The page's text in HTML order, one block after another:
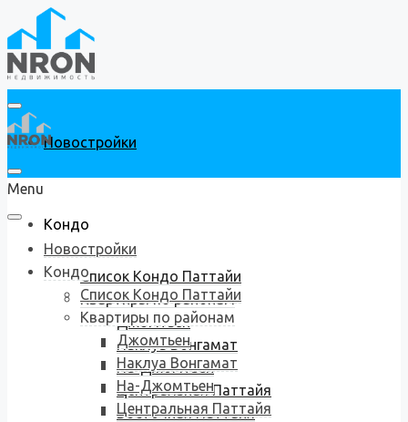
Новостройки
Кондо
Список Кондо Паттайи
Квартиры по районам
Джомтьен
Наклуа Вонгамат
На-Джомтьен
Центральная Паттайя
Восточная Паттайя
Menu
Новостройки
Кондо
Список Кондо Паттайи
Квартиры по районам
Джомтьен
Наклуа Вонгамат
На-Джомтьен
Центральная Паттайя